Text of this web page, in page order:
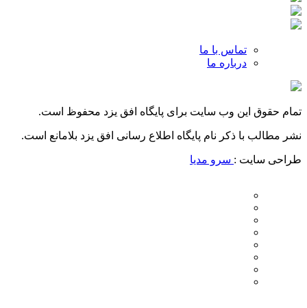
تماس با ما
درباره ما
تمام حقوق این وب سایت برای پایگاه افق یزد محفوظ است.
نشر مطالب با ذکر نام پایگاه اطلاع رسانی افق یزد بلامانع است.
طراحی سایت : سرو مدیا